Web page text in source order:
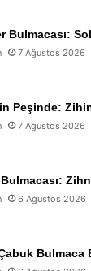
Bulmacası:
7 Ağustos 2026
Peşinde:
7 Ağustos 2026
Bulmacası:
6 Ağustos 2026
Bulmaca